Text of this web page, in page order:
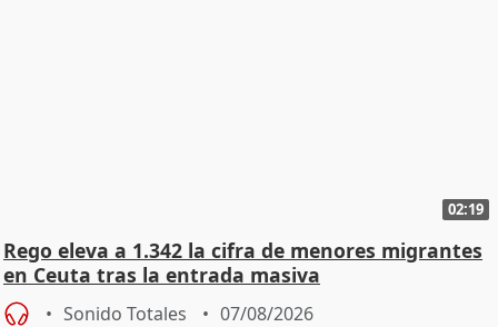
02:19
Rego eleva a 1.342 la cifra de menores migrantes
en Ceuta tras la entrada masiva
Sonido Totales 07/08/2026